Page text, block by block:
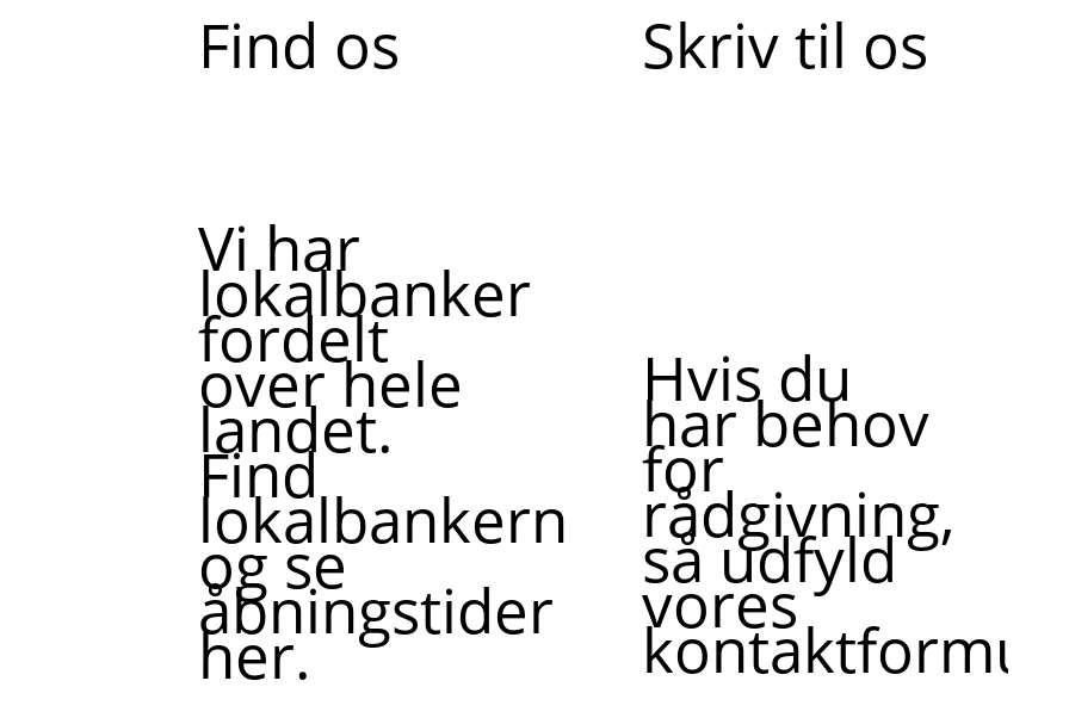
Find os
Vi har
lokalbanker
fordelt
over hele
landet.
Find
lokalbankerne,
og se
åbningstider
her.
Skriv til os
Hvis du
har behov
for
rådgivning,
så udfyld
vores